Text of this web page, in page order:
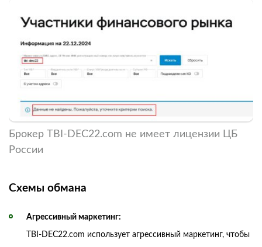
Брокер TBI-DEC22.com не имеет лицензии ЦБ
России
Схемы обмана
Агрессивный маркетинг:
TBI-DEC22.com использует агрессивный маркетинг, чтобы